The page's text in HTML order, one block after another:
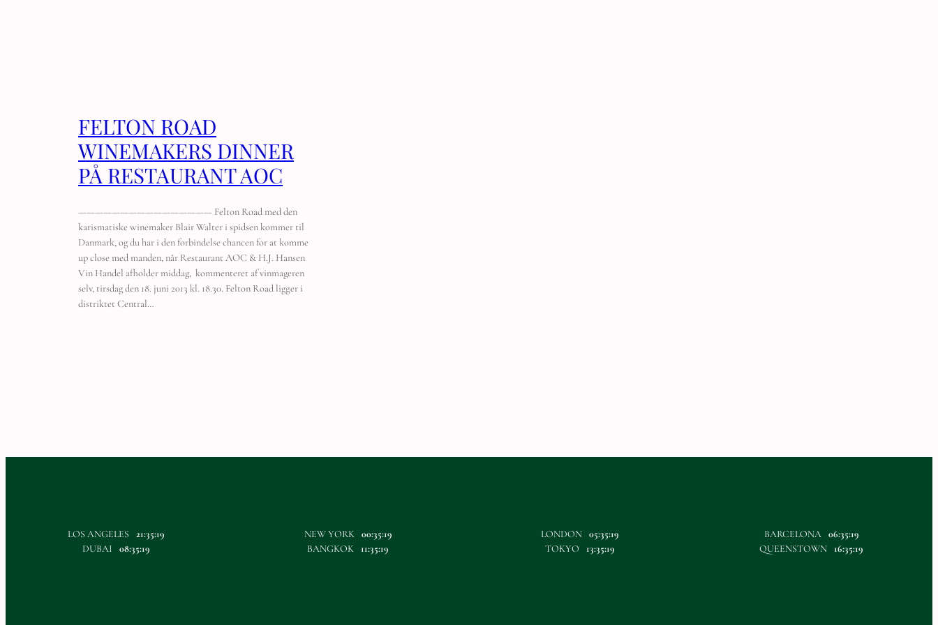
FELTON ROAD
WINEMAKERS DINNER
PÅ RESTAURANT AOC
———————————————— Felton Road med den
karismatiske winemaker Blair Walter i spidsen kommer til
Danmark, og du har i den forbindelse chancen for at komme
up close med manden, når Restaurant AOC & H.J. Hansen
Vin Handel afholder middag, kommenteret af vinmageren
selv, tirsdag den 18. juni 2013 kl. 18.30. Felton Road ligger i
distriktet Central…
LOS ANGELES 21:35:20 NEW YORK 00:35:20 LONDON 05:35:20 BARCELONA
06:35:20
DUBAI
08:35:20 BANGKOK 11:35:20 TOKYO 13:35:20 QUEENSTOWN 16:35:20